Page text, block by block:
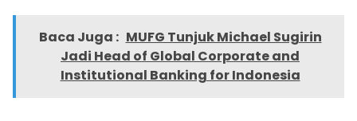
Baca Juga : MUFG Tunjuk Michael Sugirin
Jadi Head of Global Corporate and
Institutional Banking for Indonesia